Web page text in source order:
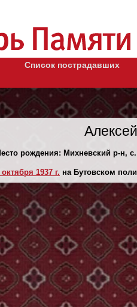
Список пострадавших
рождения: Михневский р-н,
октября 1937 г. на Бутовском